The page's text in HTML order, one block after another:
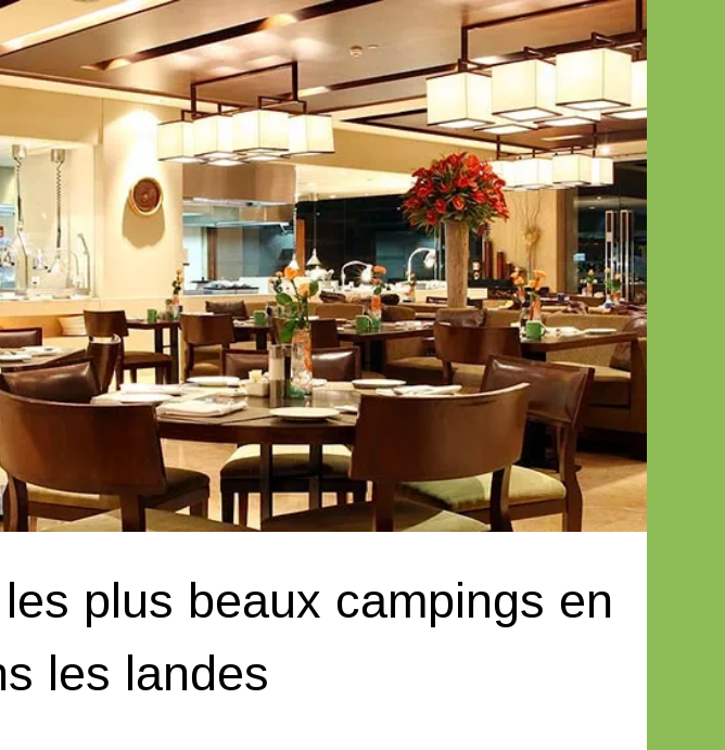
plus beaux campings en
les landes